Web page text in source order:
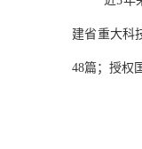
建省重大科
48篇；授权